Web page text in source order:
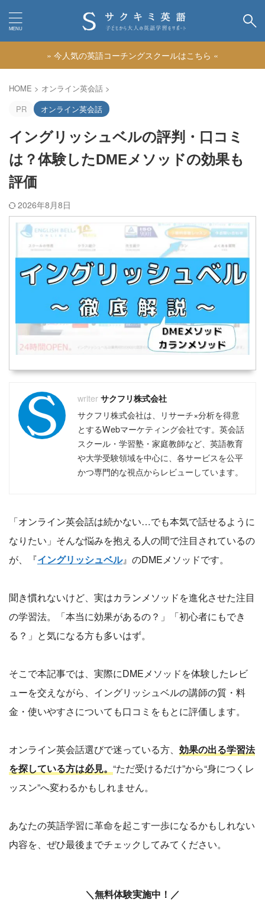
» 今人気の英語コーチングスクールはこちら «
HOME > オンライン英会話 >
PR
オンライン英会話
イングリッシュベルの評判・口コミ
は？体験したDMEメソッドの効果も
評価
2026年8月8日
サクフリ株式会社
サクフリ株式会社は、リサーチ×分析を得意
とするWebマーケティング会社です。英会話
スクール・学習塾・家庭教師など、英語教育
や大学受験領域を中心に、各サービスを公平
かつ専門的な視点からレビューしています。
「オンライン英会話は続かない…でも本気で話せるように
なりたい」そんな悩みを抱える人の間で注目されているの
が、『イングリッシュベル』のDMEメソッドです。
聞き慣れないけど、実はカランメソッドを進化させた注目
の学習法。「本当に効果があるの？」「初心者にもでき
る？」と気になる方も多いはず。
そこで本記事では、実際にDMEメソッドを体験したレビ
ューを交えながら、イングリッシュベルの講師の質・料
金・使いやすさについても口コミをもとに評価します。
オンライン英会話選びで迷っている方、 効果の出る学習法
を探している方は必見。 “ただ受けるだけ”から“身につくレ
ッスン”へ変わるかもしれません。
あなたの英語学習に革命を起こす一歩になるかもしれない
内容を、ぜひ最後までチェックしてみてください。
＼無料体験実施中！／